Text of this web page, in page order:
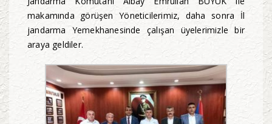
makamında görüşen Yöneticilerimiz, daha sonra İl
jandarma Yemekhanesinde çalışan üyelerimizle bir
araya geldiler.